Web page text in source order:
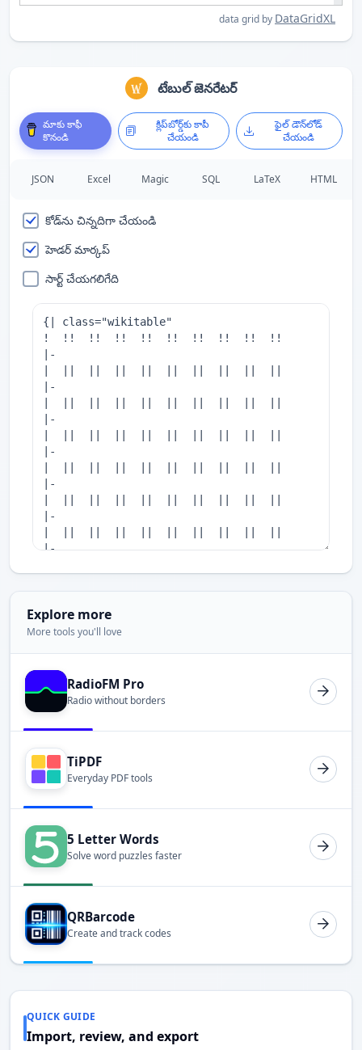
data grid by DataGridXL
టేబుల్ జెనరేటర్
మాకు కాఫీ
కొనండి
క్లిప్‌బోర్డ్‌కు కాపీ
చేయండి
ఫైల్ డౌన్‌లోడ్
చేయండి
JSON Excel Magic SQL LaTeX HTML
కోడ్‌ను చిన్నదిగా చేయండి
హెడర్ మార్కప్
సార్ట్ చేయగలిగేది
Explore more
More tools you'll love
RadioFM Pro
Radio without borders
TiPDF
Everyday PDF tools
5 Letter Words
Solve word puzzles faster
QRBarcode
Create and track codes
QUICK GUIDE
Import, review, and export